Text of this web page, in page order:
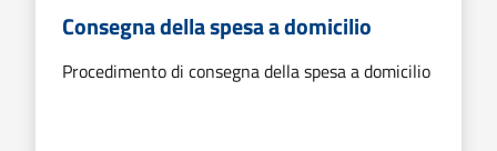
Consegna della spesa a domicilio
Procedimento di consegna della spesa a domicilio